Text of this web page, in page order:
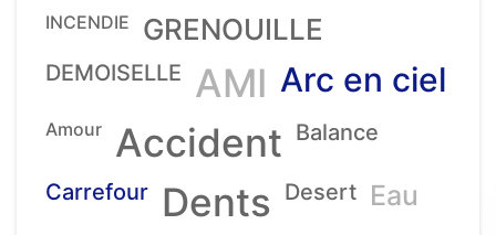
INCENDIE GRENOUILLE
DEMOISELLE AMI Arc en ciel
Amour Accident Balance
Carrefour Dents Desert Eau